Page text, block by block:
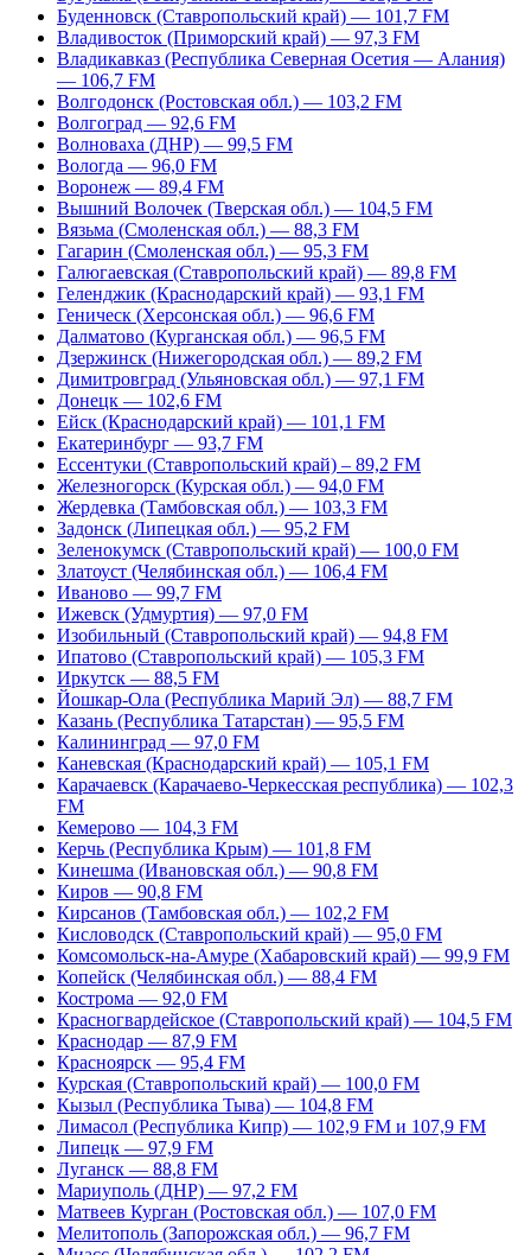
Буденновск (Ставропольский край) — 101,7 FM
Владивосток (Приморский край) — 97,3 FM
Владикавказ (Республика Северная Осетия — Алания)
— 106,7 FM
Волгодонск (Ростовская обл.) — 103,2 FM
Волгоград — 92,6 FM
Волноваха (ДНР) — 99,5 FM
Вологда — 96,0 FM
Воронеж — 89,4 FM
Вышний Волочек (Тверская обл.) — 104,5 FM
Вязьма (Смоленская обл.) — 88,3 FM
Гагарин (Смоленская обл.) — 95,3 FM
Галюгаевская (Ставропольский край) — 89,8 FM
Геленджик (Краснодарский край) — 93,1 FM
Геническ (Херсонская обл.) — 96,6 FM
Далматово (Курганская обл.) — 96,5 FM
Дзержинск (Нижегородская обл.) — 89,2 FM
Димитровград (Ульяновская обл.) — 97,1 FM
Донецк — 102,6 FM
Ейск (Краснодарский край) — 101,1 FM
Екатеринбург — 93,7 FM
Ессентуки (Ставропольский край) – 89,2 FM
Железногорск (Курская обл.) — 94,0 FM
Жердевка (Тамбовская обл.) — 103,3 FM
Задонск (Липецкая обл.) — 95,2 FM
Зеленокумск (Ставропольский край) — 100,0 FM
Златоуст (Челябинская обл.) — 106,4 FM
Иваново — 99,7 FM
Ижевск (Удмуртия) — 97,0 FM
Изобильный (Ставропольский край) — 94,8 FM
Ипатово (Ставропольский край) — 105,3 FM
Иркутск — 88,5 FM
Йошкар-Ола (Республика Марий Эл) — 88,7 FM
Казань (Республика Татарстан) — 95,5 FM
Калининград — 97,0 FM
Каневская (Краснодарский край) — 105,1 FM
Карачаевск (Карачаево-Черкесская республика) — 102,3
FM
Кемерово — 104,3 FM
Керчь (Республика Крым) — 101,8 FM
Кинешма (Ивановская обл.) — 90,8 FM
Киров — 90,8 FM
Кирсанов (Тамбовская обл.) — 102,2 FM
Кисловодск (Ставропольский край) — 95,0 FM
Комсомольск-на-Амуре (Хабаровский край) — 99,9 FM
Копейск (Челябинская обл.) — 88,4 FM
Кострома — 92,0 FM
Красногвардейское (Ставропольский край) — 104,5 FM
Краснодар — 87,9 FM
Красноярск — 95,4 FM
Курская (Ставропольский край) — 100,0 FM
Кызыл (Республика Тыва) — 104,8 FM
Лимасол (Республика Кипр) — 102,9 FM и 107,9 FM
Липецк — 97,9 FM
Луганск — 88,8 FM
Мариуполь (ДНР) — 97,2 FM
Матвеев Курган (Ростовская обл.) — 107,0 FM
Мелитополь (Запорожская обл.) — 96,7 FM